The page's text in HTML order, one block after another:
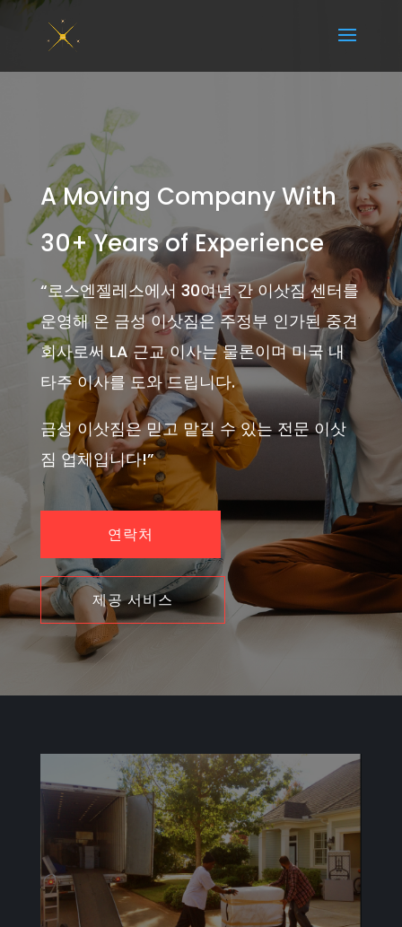
A Moving Company With
30+ Years of Experience
“로스엔젤레스에서 30여년 간 이삿짐 센터를
운영해 온 금성 이삿짐은 주정부 인가된 중견
회사로써 LA 근교 이사는 물론이며 미국 내
타주 이사를 도와 드립니다.
금성 이삿짐은 믿고 맡길 수 있는 전문 이삿
짐 업체입니다!”
연락처
제공 서비스